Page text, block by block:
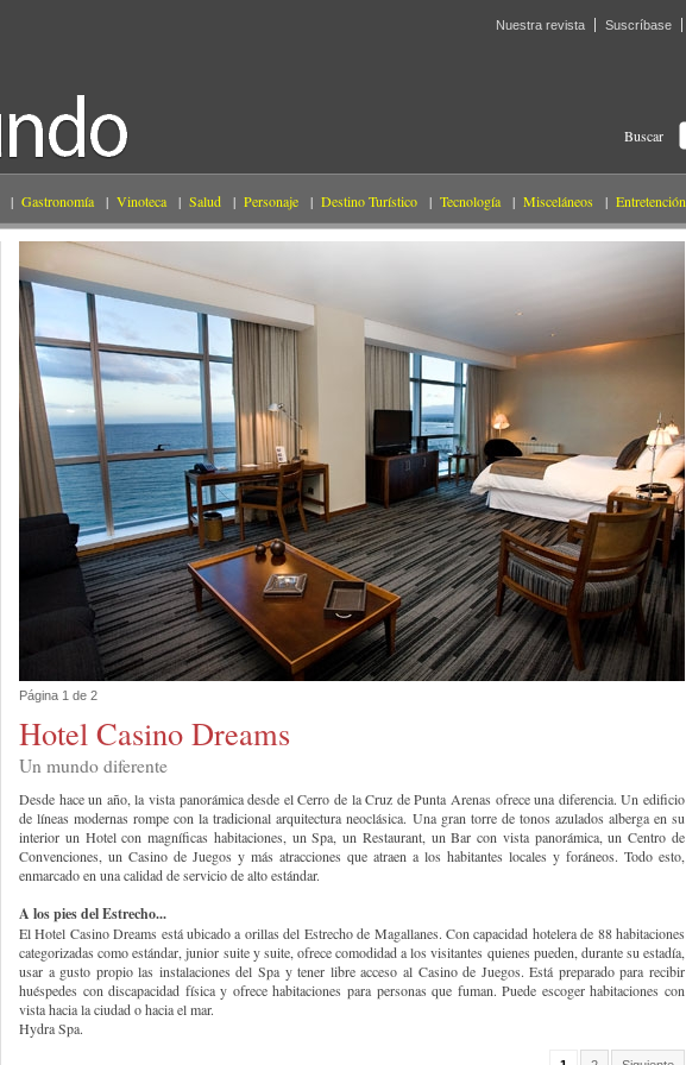
Nuestra revista Suscríbase
Buscar
| Gastronomía | Vinoteca | Salud | Personaje | Destino Turístico | Tecnología | Misceláneos | Entretención
Página 1 de 2
Hotel Casino Dreams
Un mundo diferente
Desde hace un año, la vista panorámica desde el Cerro de la Cruz de Punta Arenas ofrece una diferencia. Un edificio
de líneas modernas rompe con la tradicional arquitectura neoclásica. Una gran torre de tonos azulados alberga en su
interior un Hotel con magníficas habitaciones, un Spa, un Restaurant, un Bar con vista panorámica, un Centro de
Convenciones, un Casino de Juegos y más atracciones que atraen a los habitantes locales y foráneos. Todo esto,
enmarcado en una calidad de servicio de alto estándar.
A los pies del Estrecho...
El Hotel Casino Dreams está ubicado a orillas del Estrecho de Magallanes. Con capacidad hotelera de 88 habitaciones
categorizadas como estándar, junior suite y suite, ofrece comodidad a los visitantes quienes pueden, durante su estadía,
usar a gusto propio las instalaciones del Spa y tener libre acceso al Casino de Juegos. Está preparado para recibir
huéspedes con discapacidad física y ofrece habitaciones para personas que fuman. Puede escoger habitaciones con
vista hacia la ciudad o hacia el mar.
Hydra Spa.